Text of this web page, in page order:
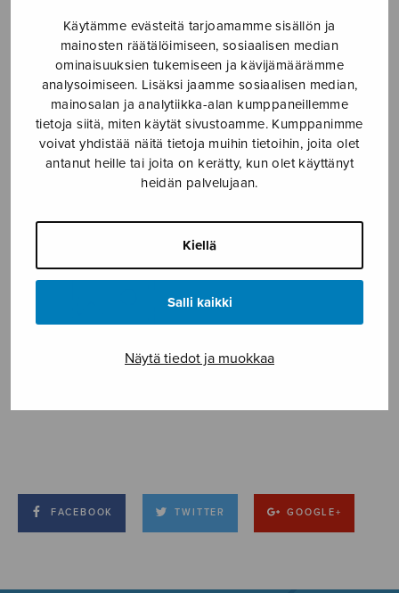
Käytämme evästeitä tarjoamamme sisällön ja
mainosten räätälöimiseen, sosiaalisen median
ominaisuuksien tukemiseen ja kävijämäärämme
analysoimiseen. Lisäksi jaamme sosiaalisen median,
mainosalan ja analytiikka-alan kumppaneillemme
tietoja siitä, miten käytät sivustoamme. Kumppanimme
voivat yhdistää näitä tietoja muihin tietoihin, joita olet
antanut heille tai joita on kerätty, kun olet käyttänyt
heidän palvelujaan.
Kiellä
Salli kaikki
Näytä tiedot ja muokkaa
Juoksujalkaa Beetlehemiin_S2416
Juoksujalkaa
Beetlehemiin_S2416
FACEBOOK TWITTER GOOGLE+